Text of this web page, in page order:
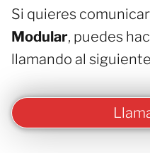
Si quieres
Modular, puedes
llamando al